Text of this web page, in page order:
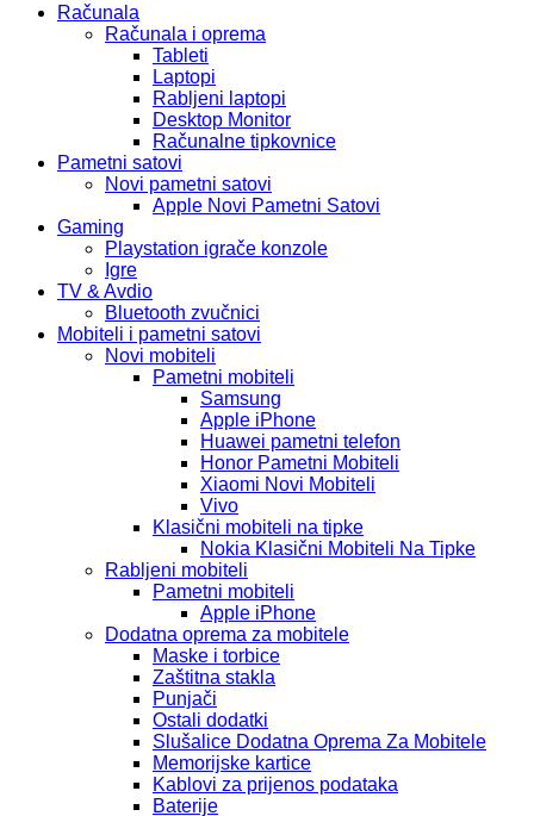
Računala
Računala i oprema
Tableti
Laptopi
Rabljeni laptopi
Desktop Monitor
Računalne tipkovnice
Pametni satovi
Novi pametni satovi
Apple Novi Pametni Satovi
Gaming
Playstation igrače konzole
Igre
TV & Avdio
Bluetooth zvučnici
Mobiteli i pametni satovi
Novi mobiteli
Pametni mobiteli
Samsung
Apple iPhone
Huawei pametni telefon
Honor Pametni Mobiteli
Xiaomi Novi Mobiteli
Vivo
Klasični mobiteli na tipke
Nokia Klasični Mobiteli Na Tipke
Rabljeni mobiteli
Pametni mobiteli
Apple iPhone
Dodatna oprema za mobitele
Maske i torbice
Zaštitna stakla
Punjači
Ostali dodatki
Slušalice Dodatna Oprema Za Mobitele
Memorijske kartice
Kablovi za prijenos podataka
Baterije